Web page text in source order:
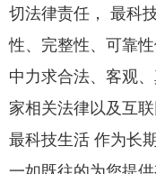
切法律责任， 最科
性、完整性、可靠
中力求合法、客观
家相关法律以及互
最科技生活 作为长